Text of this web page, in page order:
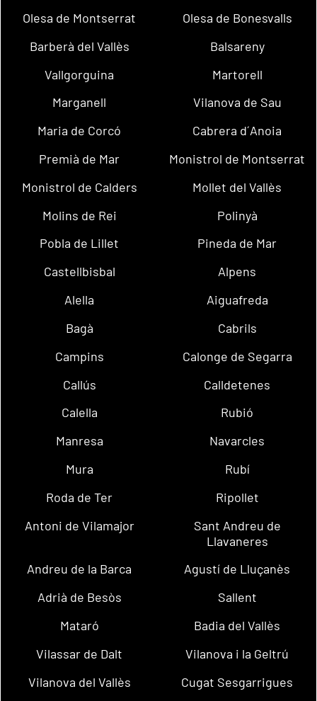
Olesa de Montserrat
Olesa de Bonesvalls
Barberà del Vallès
Balsareny
Vallgorguina
Martorell
Marganell
Vilanova de Sau
Maria de Corcó
Cabrera d´Anoia
Premià de Mar
Monistrol de Montserrat
Monistrol de Calders
Mollet del Vallès
Molins de Rei
Polinyà
Pobla de Lillet
Pineda de Mar
Castellbisbal
Alpens
Alella
Aiguafreda
Bagà
Cabrils
Campins
Calonge de Segarra
Callús
Calldetenes
Calella
Rubió
Manresa
Navarcles
Mura
Rubí
Roda de Ter
Ripollet
Antoni de Vilamajor
Sant Andreu de
Llavaneres
Andreu de la Barca
Agustí de Lluçanès
Adrià de Besòs
Sallent
Mataró
Badia del Vallès
Vilassar de Dalt
Vilanova i la Geltrú
Vilanova del Vallès
Cugat Sesgarrigues